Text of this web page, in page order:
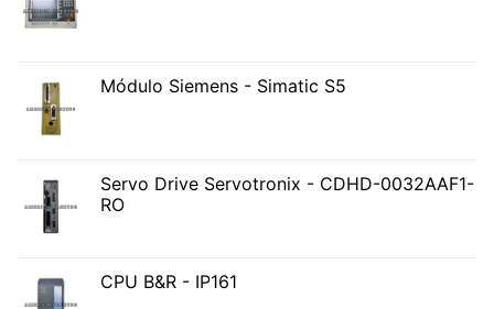
Módulo Siemens - Simatic S5
Servo Drive Servotronix - CDHD-0032AAF1-
RO
CPU B&R - IP161